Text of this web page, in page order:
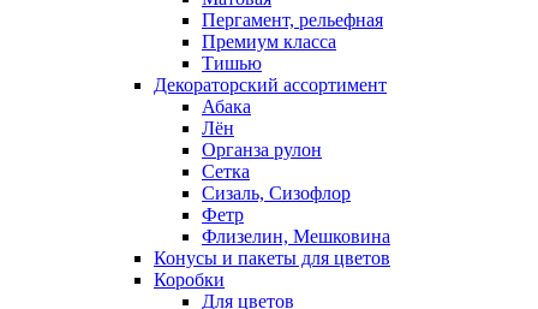
Пергамент, рельефная
Премиум класса
Тишью
Декораторский ассортимент
Абака
Лён
Органза рулон
Сетка
Сизаль, Сизофлор
Фетр
Флизелин, Мешковина
Конусы и пакеты для цветов
Коробки
Для цветов